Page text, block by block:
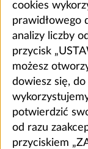
cookies
prawidłowego
analizy liczby
przycisk
możesz
dowiesz się,
potwierdzić
od razu
przyciskiem